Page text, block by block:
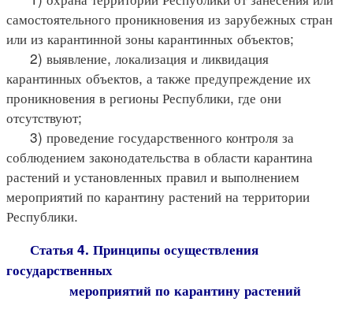
самостоятельного проникновения из зарубежных стран
или из карантинной зоны карантинных объектов;
2) выявление, локализация и ликвидация
карантинных объектов, а также предупреждение их
проникновения в регионы Республики, где они
отсутствуют;
3) проведение государственного контроля за
соблюдением законодательства в области карантина
растений и установленных правил и выполнением
мероприятий по карантину растений на территории
Республики.
Статья 4. Принципы осуществления
государственных
мероприятий по карантину растений